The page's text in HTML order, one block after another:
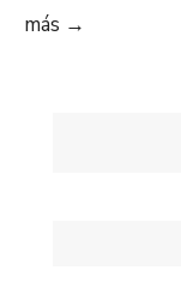
más →